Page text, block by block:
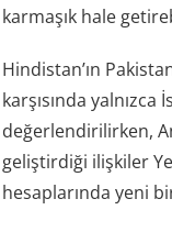
karmaşık hale
Hindistan’ın
karşısında yalnızca
değerlendirilirken,
geliştirdiği ilişkiler
hesaplarında yeni